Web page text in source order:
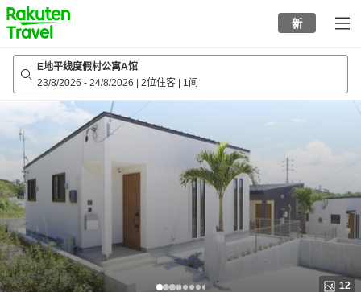
to
top
page
新
E地平线度假村公寓A馆
23/8/2026 - 24/8/2026 2位住客 1间
12